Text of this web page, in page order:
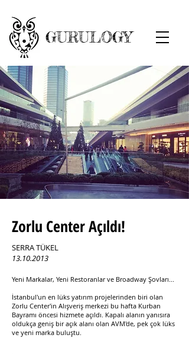
GURULOGY
Zorlu Center Açıldı!
Yeni Markalar, Yeni Restoranlar ve Broadway Şovları...​
İstanbul'un en lüks yatırım projelerinden biri olan
Zorlu Center'in Alışveriş merkezi bu hafta Kurban
Bayramı öncesi hizmete açıldı. Kapalı alanın yanısıra
oldukça geniş bir açık alanı olan AVM'de, pek çok lüks
ve yeni marka buluştu.
SERRA TÜKEL
13.10.2013